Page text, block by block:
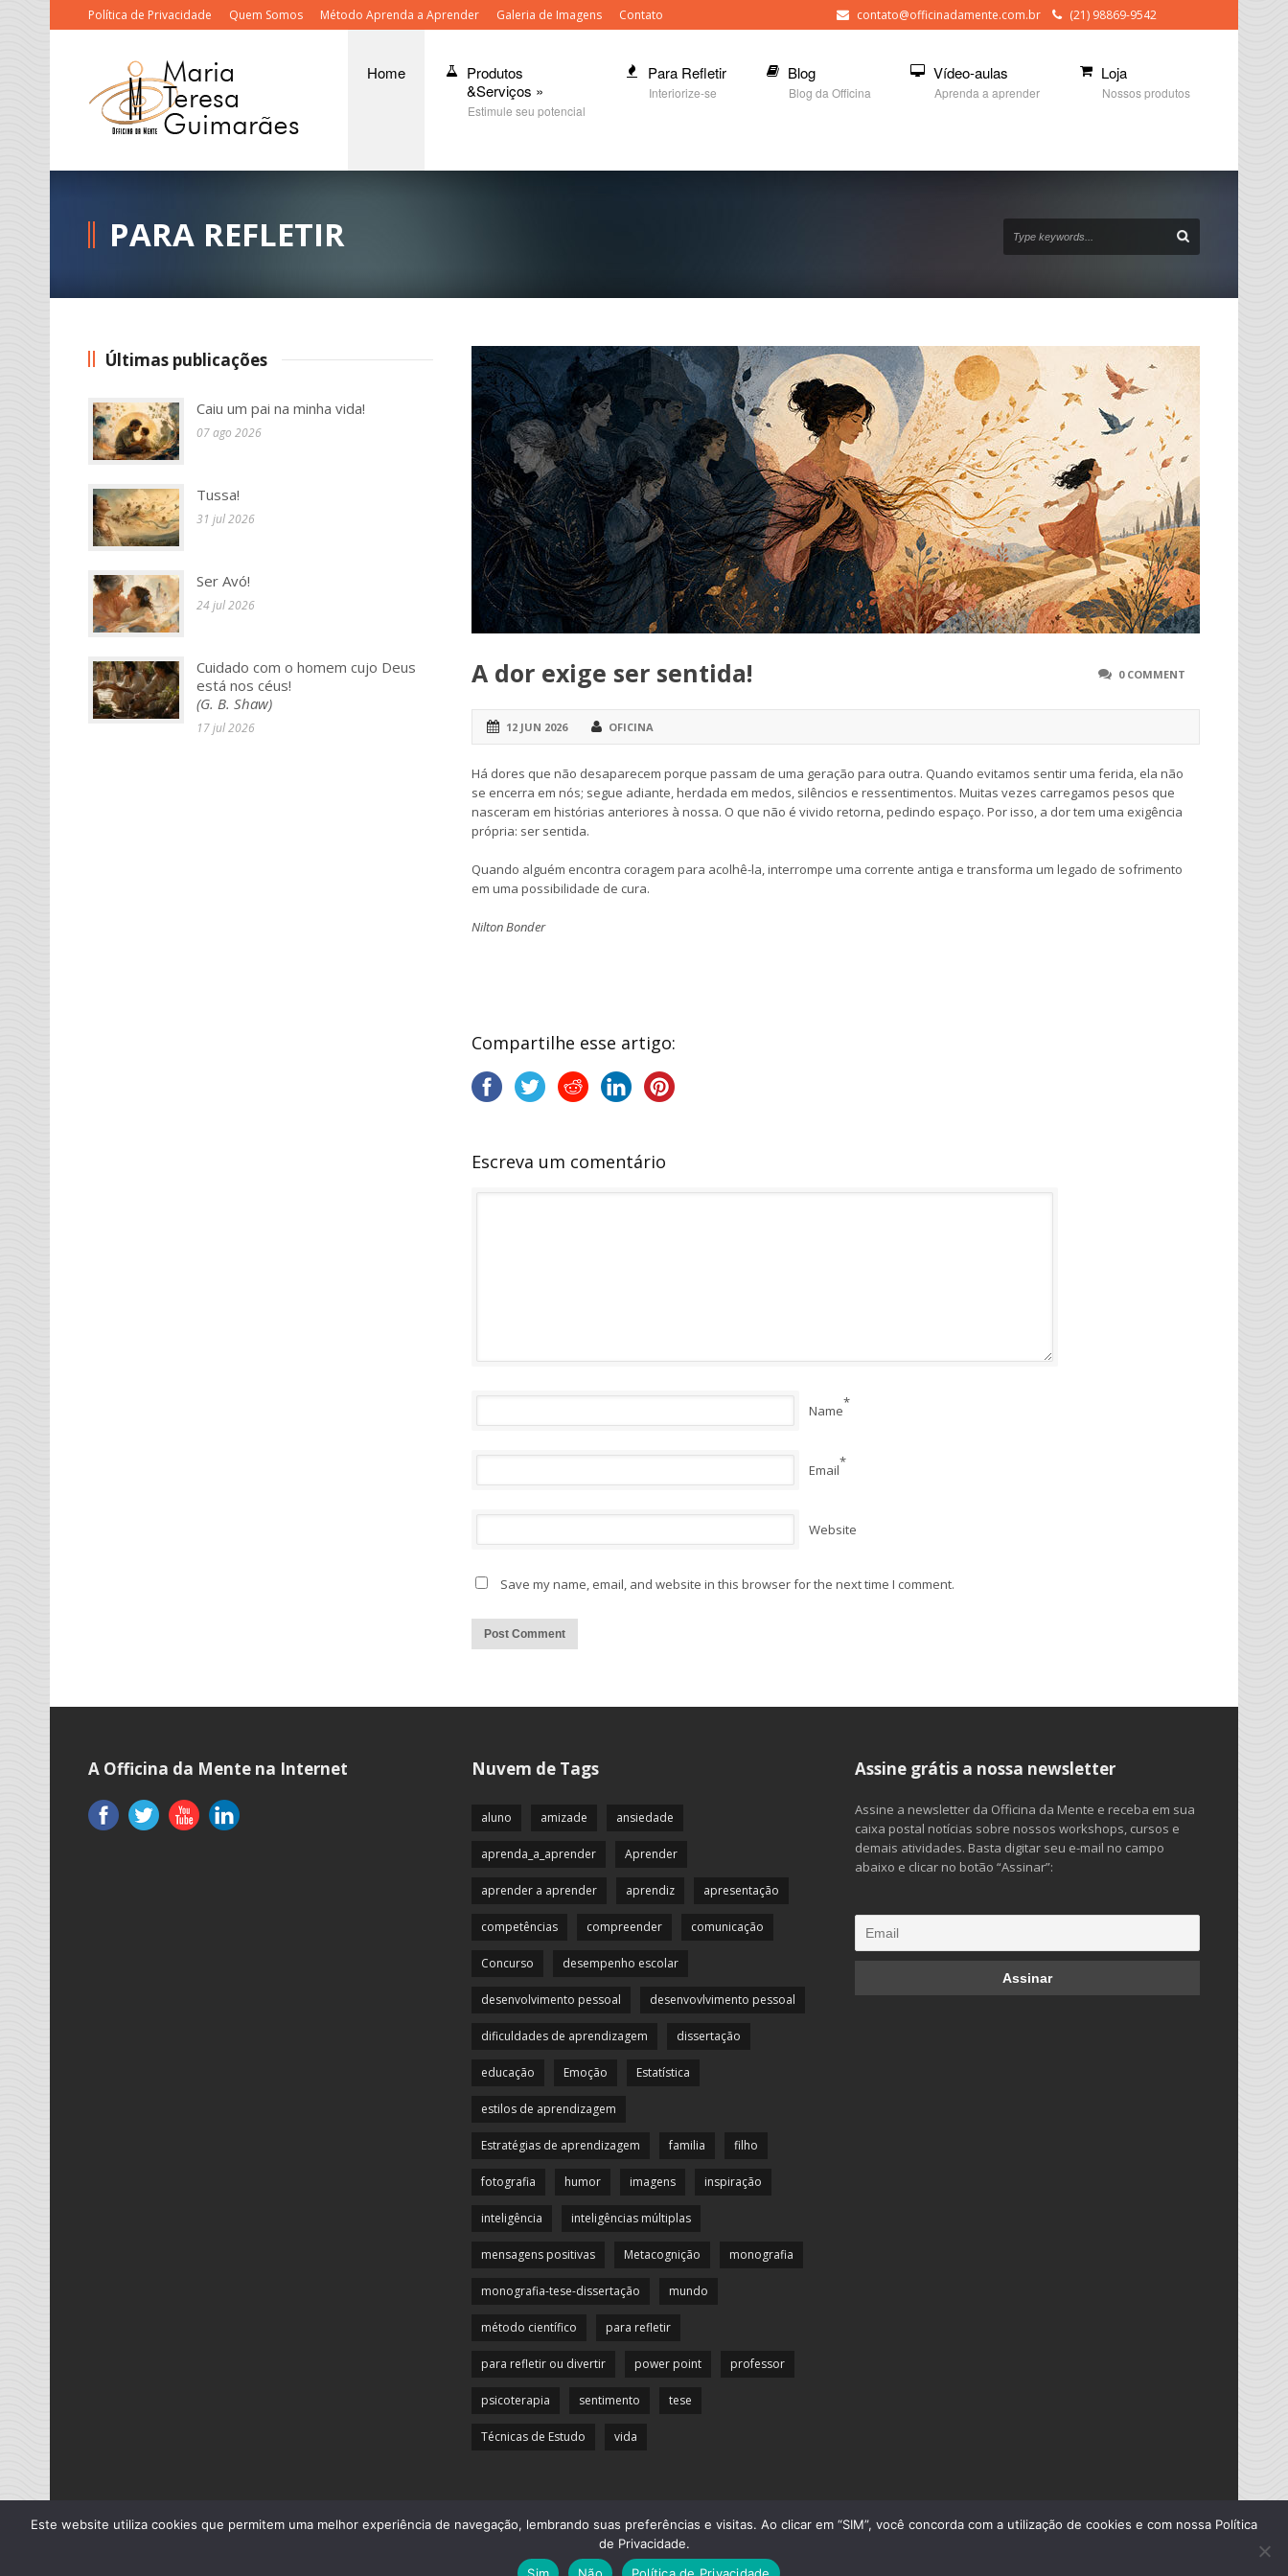
Política de Privacidade Quem Somos Método Aprenda a Aprender Galeria de Imagens Contato contato@officinadamente.com.br (21) 98869-9542
Home
Produtos
&Serviços »
Estimule seu potencial
Para Refletir
Interiorize-se
Blog
Blog da Officina
Vídeo-aulas
Aprenda a aprender
Loja
Nossos produtos
PARA REFLETIR
0 COMMENT
A dor exige ser sentida!
12 JUN 2026 OFICINA
Há dores que não desaparecem porque passam de uma geração para outra. Quando evitamos sentir uma ferida, ela não
se encerra em nós; segue adiante, herdada em medos, silêncios e ressentimentos. Muitas vezes carregamos pesos que
nasceram em histórias anteriores à nossa. O que não é vivido retorna, pedindo espaço. Por isso, a dor tem uma exigência
própria: ser sentida.
Quando alguém encontra coragem para acolhê-la, interrompe uma corrente antiga e transforma um legado de sofrimento
em uma possibilidade de cura.
Nilton Bonder
Compartilhe esse artigo:
Escreva um comentário
Name*
Email*
Website
Save my name, email, and website in this browser for the next time I comment.
Últimas publicações
Caiu um pai na minha vida!
07 ago 2026
Tussa!
31 jul 2026
Ser Avó!
24 jul 2026
Cuidado com o homem cujo Deus
está nos céus!
(G. B. Shaw)
17 jul 2026
A Officina da Mente na Internet Nuvem de Tags
aluno amizade ansiedade
aprenda_a_aprender Aprender
aprender a aprender aprendiz apresentação
competências compreender comunicação
Concurso desempenho escolar
desenvolvimento pessoal desenvovlvimento pessoal
dificuldades de aprendizagem dissertação
educação Emoção Estatística
estilos de aprendizagem
Estratégias de aprendizagem familia filho
fotografia humor imagens inspiração
inteligência inteligências múltiplas
mensagens positivas Metacognição monografia
monografia-tese-dissertação mundo
método científico para refletir
para refletir ou divertir power point professor
psicoterapia sentimento tese
Técnicas de Estudo vida
Assine grátis a nossa newsletter
Assine a newsletter da Officina da Mente e receba em sua
caixa postal notícias sobre nossos workshops, cursos e
demais atividades. Basta digitar seu e-mail no campo
abaixo e clicar no botão “Assinar”:
© 2013 Officina da Mente. Todos os direitos reservados.
Desenvolvido porCliqueAqui Comunicação Interativa
Este website utiliza cookies que permitem uma melhor experiência de navegação, lembrando suas preferências e visitas. Ao clicar em “SIM”, você concorda com a utilização de cookies e com nossa Política
de Privacidade.
Sim
Não Política de Privacidade